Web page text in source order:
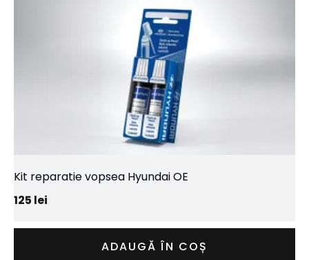
Kit reparatie vopsea Hyundai OE
125 lei
ADAUGĂ ÎN COȘ